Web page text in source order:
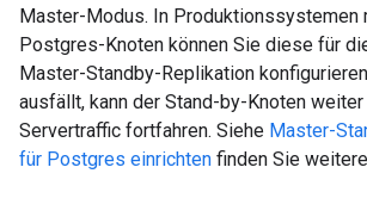
Master-Modus. In Produktionssystemen
Postgres-Knoten können Sie diese für
Master-Standby-Replikation
ausfällt, kann der Stand-by-Knoten
Servertraffic fortfahren. Siehe Master-
für Postgres einrichten finden Sie